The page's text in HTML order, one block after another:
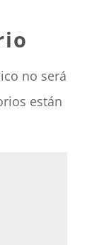
no será
están